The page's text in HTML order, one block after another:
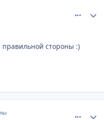
правильной стороны :)